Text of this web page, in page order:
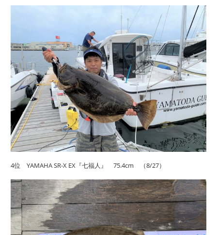
4位 YAMAHA SR-X EX『七福人』 75.4cm （8/27）